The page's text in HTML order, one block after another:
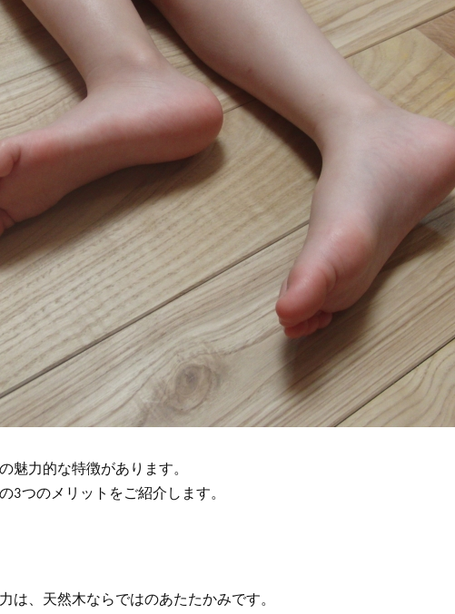
魅力的な特徴があります。
3つのメリットをご紹介します。
は、天然木ならではのあたたかみです。